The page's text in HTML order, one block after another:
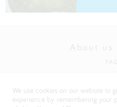
About us
FAQ
Visit our Danone
We use cookies on our website to
experience by remembering your